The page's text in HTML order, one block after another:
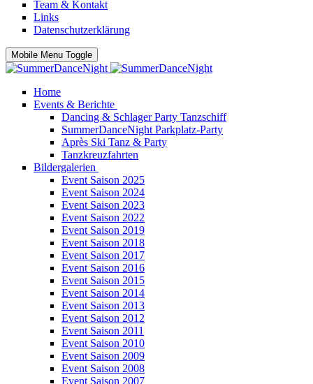
Team & Kontakt
Links
Datenschutzerklärung
Mobile Menu Toggle
Home
Events & Berichte
Dancing & Schlager Party Tanzschiff
SummerDanceNight Parkplatz-Party
Après Ski Tanz & Party
Tanzkreuzfahrten
Bildergalerien
Event Saison 2025
Event Saison 2024
Event Saison 2023
Event Saison 2022
Event Saison 2019
Event Saison 2018
Event Saison 2017
Event Saison 2016
Event Saison 2015
Event Saison 2014
Event Saison 2013
Event Saison 2012
Event Saison 2011
Event Saison 2010
Event Saison 2009
Event Saison 2008
Event Saison 2007